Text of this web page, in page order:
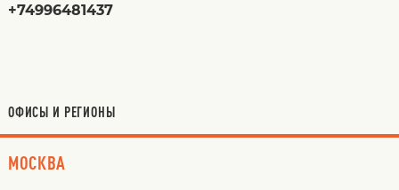
+74996481437
ОФИСЫ И РЕГИОНЫ
МОСКВА